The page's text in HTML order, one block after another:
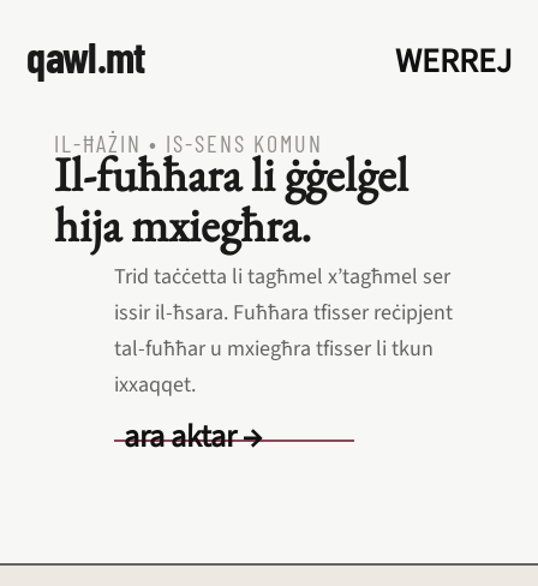
qawl.mt WERREJ
IL‑ĦAŻIN • IS‑SENS KOMUN
Il‑fuħħara li ġġelġel
hija mxiegħra.
Trid taċċetta li tagħmel x’tagħmel ser
issir il‑ħsara. Fuħħara tfisser reċipjent
tal‑fuħħar u mxiegħra tfisser li tkun
ixxaqqet.
ara aktar →